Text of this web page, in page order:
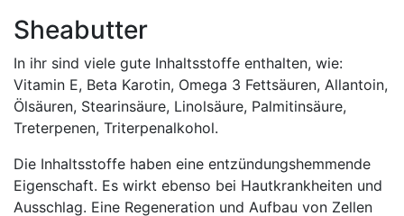
Sheabutter
In ihr sind viele gute Inhaltsstoffe enthalten, wie:
Vitamin E, Beta Karotin, Omega 3 Fettsäuren, Allantoin,
Ölsäuren, Stearinsäure, Linolsäure, Palmitinsäure,
Treterpenen, Triterpenalkohol.
Die Inhaltsstoffe haben eine entzündungshemmende
Eigenschaft. Es wirkt ebenso bei Hautkrankheiten und
Ausschlag. Eine Regeneration und Aufbau von Zellen